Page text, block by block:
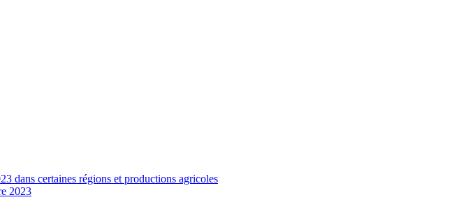
dans certaines régions et productions agricoles
2023